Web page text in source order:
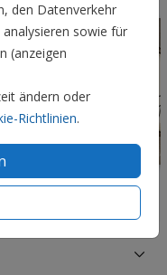
den Datenverkehr
sowie für
(anzeigen
ändern oder
Richtlinien.